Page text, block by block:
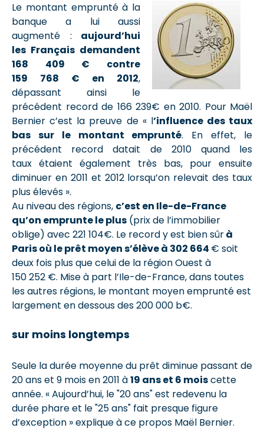
Le montant emprunté à la
banque a lui aussi
augmenté : aujourd’hui
les Français demandent
168 409 € contre
159 768 € en 2012,
dépassant ainsi le
précédent record de 166 239€ en 2010. Pour Maël
Bernier c’est la preuve de « l’influence des taux
bas sur le montant emprunté. En effet, le
précédent record datait de 2010 quand les
taux étaient également très bas, pour ensuite
diminuer en 2011 et 2012 lorsqu’on relevait des taux
plus élevés ».
Au niveau des régions, c’est en Ile-de-France
qu’on emprunte le plus (prix de l’immobilier
oblige) avec 221 104€. Le record y est bien sûrà
Paris où le prêt moyen s’élève à 302 664 € soit
deux fois plus que celui de la région Ouest à
150 252 €. Mise à part l’Ile-de-France, dans toutes
les autres régions, le montant moyen emprunté est
largement en dessous des 200 000 b€.
sur moins longtemps
Seule la durée moyenne du prêt diminue passant de
20 ans et 9 mois en 2011 à19 ans et 6 moiscette
année. « Aujourd’hui, le "20 ans" est redevenu la
durée phare et le "25 ans" fait presque figure
d’exception » explique à ce propos Maël Bernier.